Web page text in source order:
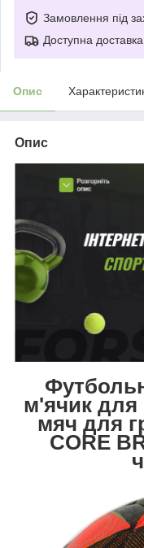
Замовлення під
Доступна доставка
Опис
Опис
м'ячик для
мяч для
CORE